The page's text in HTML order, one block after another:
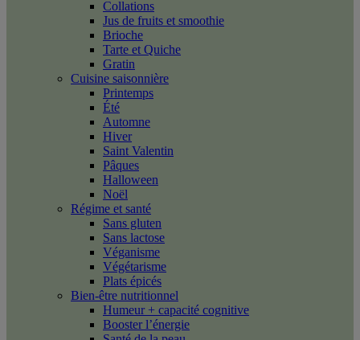
Collations
Jus de fruits et smoothie
Brioche
Tarte et Quiche
Gratin
Cuisine saisonnière
Printemps
Été
Automne
Hiver
Saint Valentin
Pâques
Halloween
Noël
Régime et santé
Sans gluten
Sans lactose
Véganisme
Végétarisme
Plats épicés
Bien-être nutritionnel
Humeur + capacité cognitive
Booster l’énergie